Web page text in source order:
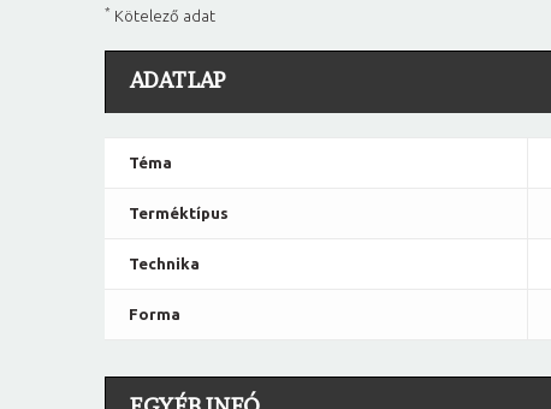
* Kötelező adat
ADATLAP
Téma
Terméktípus
Technika
Forma